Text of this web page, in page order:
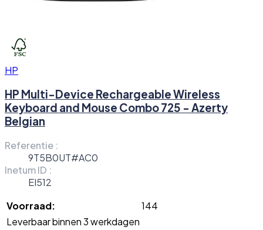
HP
HP Multi-Device Rechargeable Wireless
Keyboard and Mouse Combo 725 - Azerty
Belgian
Referentie :
9T5B0UT#AC0
Inetum ID :
EI512
Voorraad:
144
Leverbaar binnen 3 werkdagen